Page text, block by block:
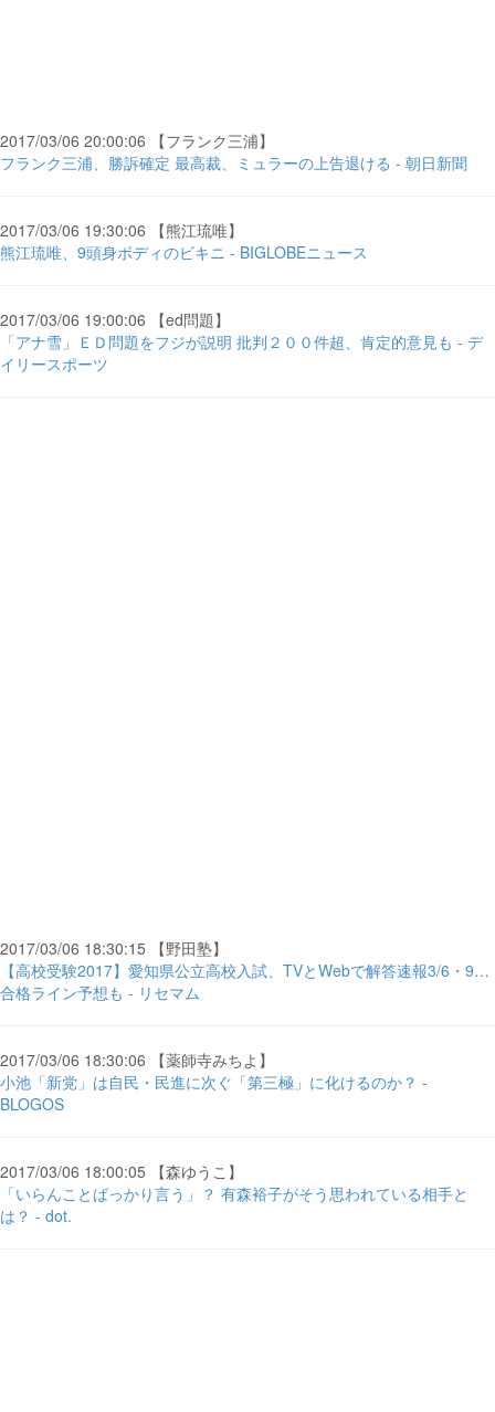
2017/03/06 20:00:06 【フランク三浦】
フランク三浦、勝訴確定 最高裁、ミュラーの上告退ける - 朝日新聞
2017/03/06 19:30:06 【熊江琉唯】
熊江琉唯、9頭身ボディのビキニ - BIGLOBEニュース
2017/03/06 19:00:06 【ed問題】
「アナ雪」ＥＤ問題をフジが説明 批判２００件超、肯定的意見も - デ
イリースポーツ
2017/03/06 18:30:15 【野田塾】
【高校受験2017】愛知県公立高校入試、TVとWebで解答速報3/6・9…
合格ライン予想も - リセマム
2017/03/06 18:30:06 【薬師寺みちよ】
小池「新党」は自民・民進に次ぐ「第三極」に化けるのか？ -
BLOGOS
2017/03/06 18:00:05 【森ゆうこ】
「いらんことばっかり言う」？ 有森裕子がそう思われている相手と
は？ - dot.